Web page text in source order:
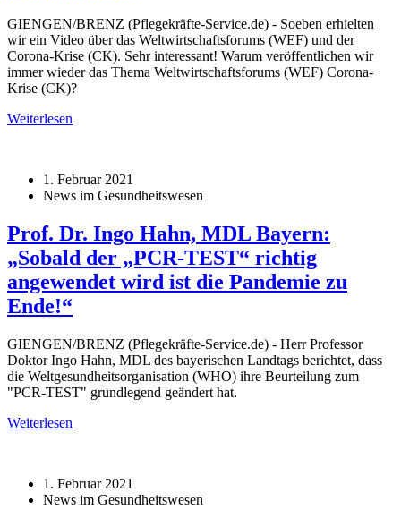
GIENGEN/BRENZ (Pflegekräfte-Service.de) - Soeben erhielten
wir ein Video über das Weltwirtschaftsforums (WEF) und der
Corona-Krise (CK). Sehr interessant! Warum veröffentlichen wir
immer wieder das Thema Weltwirtschaftsforums (WEF) Corona-
Krise (CK)?
Weiterlesen
1. Februar 2021
News im Gesundheitswesen
Prof. Dr. Ingo Hahn, MDL Bayern:
„Sobald der „PCR-TEST“ richtig
angewendet wird ist die Pandemie zu
Ende!“
GIENGEN/BRENZ (Pflegekräfte-Service.de) - Herr Professor
Doktor Ingo Hahn, MDL des bayerischen Landtags berichtet, dass
die Weltgesundheitsorganisation (WHO) ihre Beurteilung zum
"PCR-TEST" grundlegend geändert hat.
Weiterlesen
1. Februar 2021
News im Gesundheitswesen